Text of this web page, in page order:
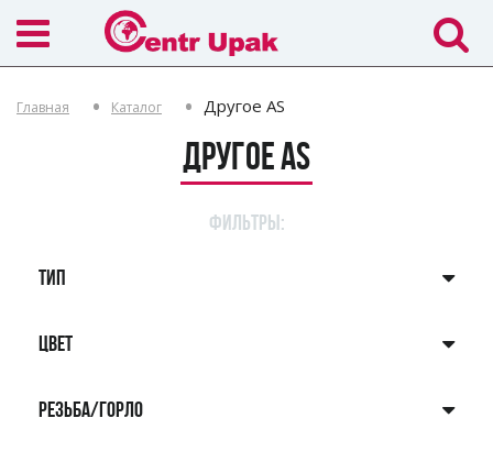
Главная Каталог Другое AS
Другое AS
ФИЛЬТРЫ:
ТИП
ЦВЕТ
РЕЗЬБА/ГОРЛО